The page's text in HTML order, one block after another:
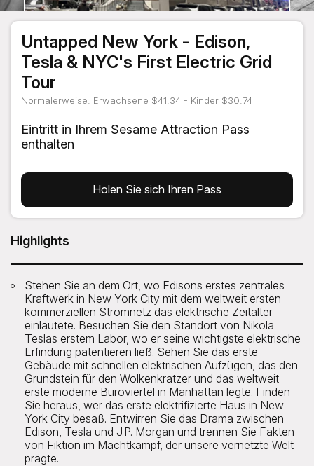
Untapped New York - Edison,
Tesla & NYC's First Electric Grid
Tour
Normalerweise: Erwachsene $41.34 - Kinder $30.74
Eintritt in Ihrem Sesame Attraction Pass
enthalten
Holen Sie sich Ihren Pass
Highlights
Stehen Sie an dem Ort, wo Edisons erstes zentrales
Kraftwerk in New York City mit dem weltweit ersten
kommerziellen Stromnetz das elektrische Zeitalter
einläutete. Besuchen Sie den Standort von Nikola
Teslas erstem Labor, wo er seine wichtigste elektrische
Erfindung patentieren ließ. Sehen Sie das erste
Gebäude mit schnellen elektrischen Aufzügen, das den
Grundstein für den Wolkenkratzer und das weltweit
erste moderne Büroviertel in Manhattan legte. Finden
Sie heraus, wer das erste elektrifizierte Haus in New
York City besaß. Entwirren Sie das Drama zwischen
Edison, Tesla und J.P. Morgan und trennen Sie Fakten
von Fiktion im Machtkampf, der unsere vernetzte Welt
prägte.